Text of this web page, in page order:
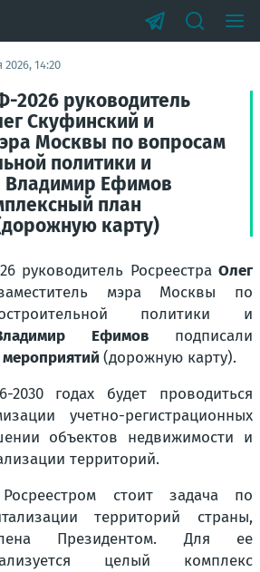
14:20
2026 руководитель
Скуфинский и
Москвы по вопросам
политики и
Владимир Ефимов
план
карту)
руководитель Росреестра Олег
мэра Москвы по
политики и
Ефимовподписали
(дорожную карту).
годах будет проводиться
учетно-регистрационных
объектов недвижимости и
территорий.
стоит задача по
территорий страны,
Президентом. Для ее
целый комплекс